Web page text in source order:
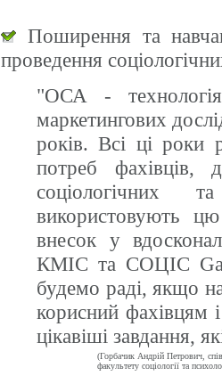
Поширення та
проведення
"ОСА -
маркетингових
років. Всі ці роки
потреб фахівців,
соціологічних
використовують
внесок у
КМІС та СОЦІС
будемо раді, якщо
корисний фахівцям
цікавіші завдання,
(Горбачик Андрій Петрович,
факультету соціології та